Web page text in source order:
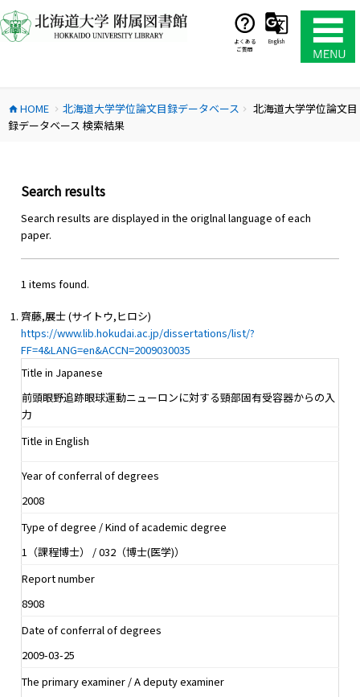
ン
テ
ス
キ
よくある
ご質問
English
home HOME chevron_right 北海道大学学位論文目録データベース chevron_right
北海道大学学位論文目
録データベース 検索結果
Search results
Search results are displayed in the origlnal language of each
paper.
1 items found.
齊藤,展士 (サイトウ,ヒロシ)
https://www.lib.hokudai.ac.jp/dissertations/list/?
FF=4&LANG=en&ACCN=2009030035
Title in Japanese
前頭眼野追跡眼球運動ニューロンに対する頸部固有受容器からの入
力
Title in English
Year of conferral of degrees
2008
Type of degree / Kind of academic degree
1（課程博士） / 032（博士(医学)）
Report number
8908
Date of conferral of degrees
2009-03-25
The primary examiner / A deputy examiner